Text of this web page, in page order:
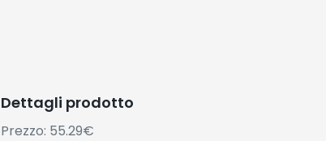
Dettagli prodotto
Prezzo: 55.29€